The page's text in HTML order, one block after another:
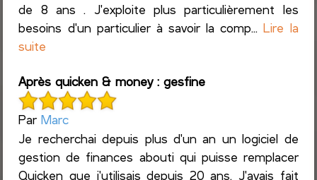
de 8 ans . J'exploite plus particulièrement les
besoins d'un particulier à savoir la comp...Lire la
suite
Après quicken & money : gesfine
ParMarc
Je recherchai depuis plus d'un an un logiciel de
gestion de finances abouti qui puisse remplacer
Quicken que j'utilisais depuis 20 ans. J'avais fait